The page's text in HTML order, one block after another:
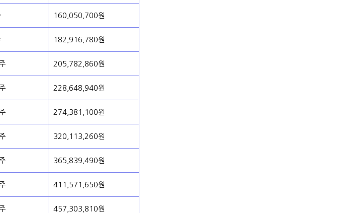
160,050,700원
182,916,780원
205,782,860원
228,648,940원
274,381,100원
320,113,260원
365,839,490원
411,571,650원
457,303,810원